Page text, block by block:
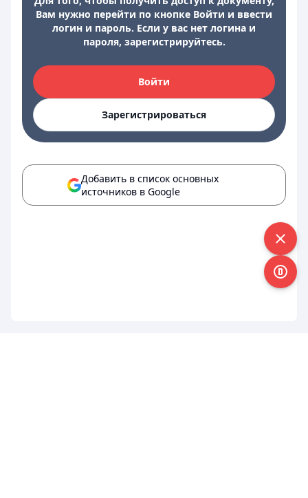
Вам нужно перейти по кнопке Войти и ввести
логин и пароль. Если у вас нет логина и
пароля, зарегистрируйтесь.
Войти
Зарегистрироваться
Добавить в список основных
источников в Google